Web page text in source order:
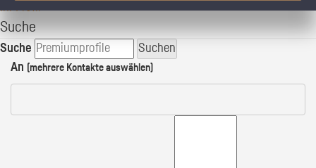
Ihr Profil
Suche
Suche
Suchen
An (mehrere Kontakte auswählen)